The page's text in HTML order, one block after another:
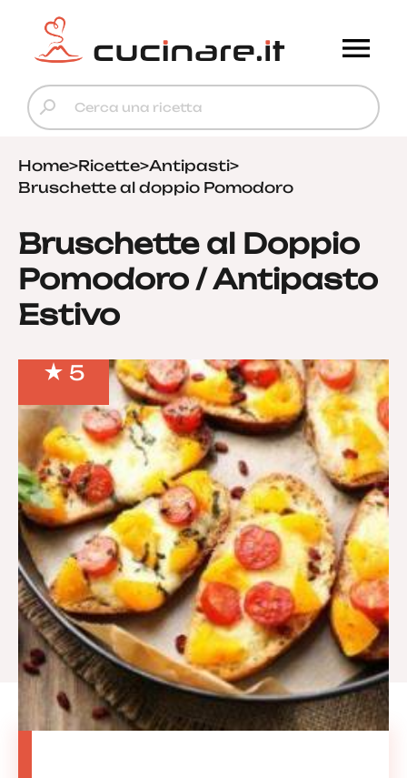
Home>Ricette>Antipasti>
Bruschette al doppio Pomodoro
Bruschette al Doppio
Pomodoro / Antipasto
Estivo
5